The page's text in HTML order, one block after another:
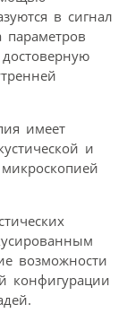
в сигнал
параметров
имеет
и
возможности
конфигурации